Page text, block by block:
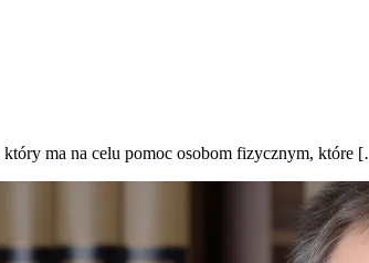
który ma na celu pomoc osobom fizycznym, które